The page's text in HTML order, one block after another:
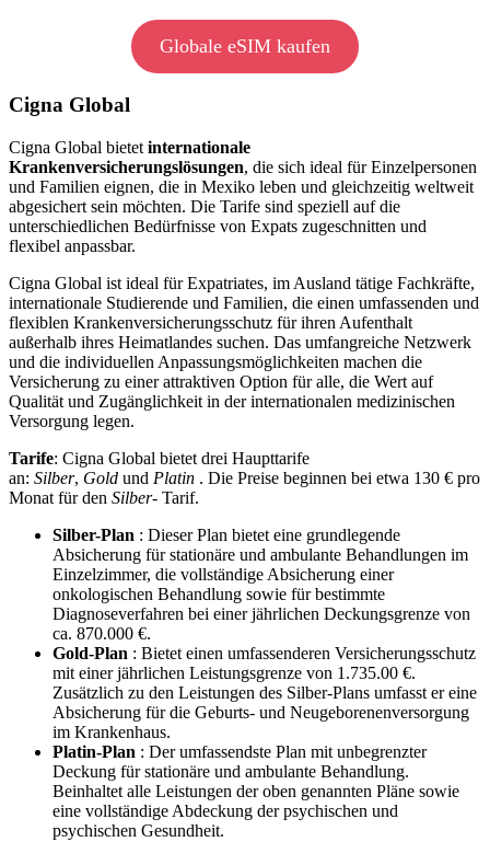
Globale eSIM kaufen
Cigna Global
Cigna Global bietet internationale
Krankenversicherungslösungen, die sich ideal für Einzelpersonen
und Familien eignen, die in Mexiko leben und gleichzeitig weltweit
abgesichert sein möchten. Die Tarife sind speziell auf die
unterschiedlichen Bedürfnisse von Expats zugeschnitten und
flexibel anpassbar.
Cigna Global ist ideal für Expatriates, im Ausland tätige Fachkräfte,
internationale Studierende und Familien, die einen umfassenden und
flexiblen Krankenversicherungsschutz für ihren Aufenthalt
außerhalb ihres Heimatlandes suchen. Das umfangreiche Netzwerk
und die individuellen Anpassungsmöglichkeiten machen die
Versicherung zu einer attraktiven Option für alle, die Wert auf
Qualität und Zugänglichkeit in der internationalen medizinischen
Versorgung legen.
Tarife: Cigna Global bietet drei Haupttarife
an: Silber, Gold und Platin . Die Preise beginnen bei etwa 130 € pro
Monat für den Silber- Tarif.
Silber-Plan : Dieser Plan bietet eine grundlegende
Absicherung für stationäre und ambulante Behandlungen im
Einzelzimmer, die vollständige Absicherung einer
onkologischen Behandlung sowie für bestimmte
Diagnoseverfahren bei einer jährlichen Deckungsgrenze von
ca. 870.000 €.
Gold-Plan : Bietet einen umfassenderen Versicherungsschutz
mit einer jährlichen Leistungsgrenze von 1.735.00 €.
Zusätzlich zu den Leistungen des Silber-Plans umfasst er eine
Absicherung für die Geburts- und Neugeborenenversorgung
im Krankenhaus.
Platin-Plan : Der umfassendste Plan mit unbegrenzter
Deckung für stationäre und ambulante Behandlung.
Beinhaltet alle Leistungen der oben genannten Pläne sowie
eine vollständige Abdeckung der psychischen und
psychischen Gesundheit.